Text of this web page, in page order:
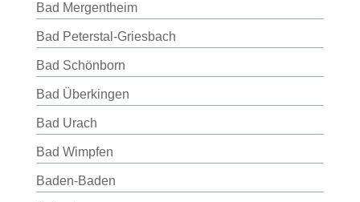
Bad Mergentheim
Bad Peterstal-Griesbach
Bad Schönborn
Bad Überkingen
Bad Urach
Bad Wimpfen
Baden-Baden